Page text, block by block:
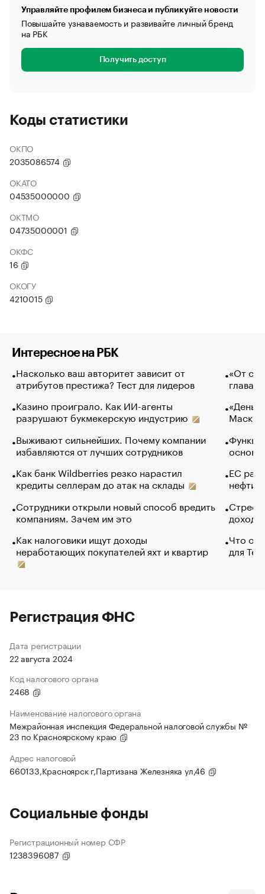
Управляйте профилем бизнеса и публикуйте новости
Повышайте узнаваемость и развивайте личный бренд
на РБК
Получить доступ
Коды статистики
ОКПО
2035086574
ОКАТО
04535000000
ОКТМО
04735000001
ОКФС
16
ОКОГУ
4210015
Интересное на РБК
Насколько ваш авторитет зависит от
атрибутов престижа? Тест для лидеров
Казино проиграло. Как ИИ-агенты
разрушают букмекерскую индустрию
Выживают сильнейших. Почему компании
избавляются от лучших сотрудников
Как банк Wildberries резко нарастил
кредиты селлерам до атак на склады
Сотрудники открыли новый способ вредить
компаниям. Зачем им это
Как налоговики ищут доходы
неработающих покупателей яхт и квартир
«От
глава
Маск в
основ
ЕС
нефти
Что
для
Регистрация ФНС
Дата регистрации
22 августа 2024
Код налогового органа
2468
Наименование налогового органа
Межрайонная инспекция Федеральной налоговой службы №
23 по Красноярскому краю
Адрес налоговой
660133,Красноярск г,Партизана Железняка ул,46
Социальные фонды
Регистрационный номер СФР
1238396087